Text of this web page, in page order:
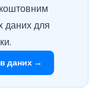
даних для
даних →